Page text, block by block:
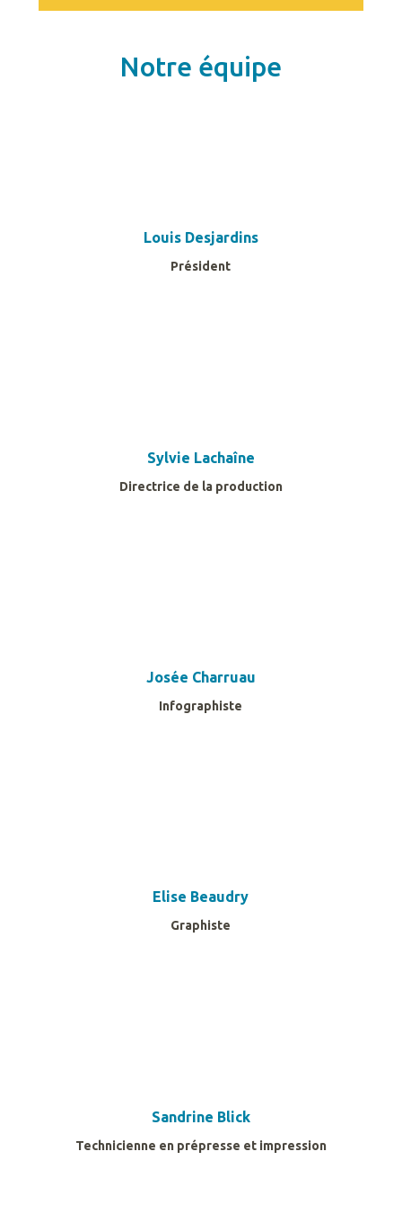
Notre équipe
Louis Desjardins
Président
Sylvie Lachaîne
Directrice de la production
Josée Charruau
Infographiste
Elise Beaudry
Graphiste
Sandrine Blick
Technicienne en prépresse et impression